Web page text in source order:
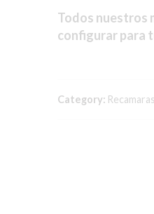
Todos nuestros
configurar para
Category: Recamaras